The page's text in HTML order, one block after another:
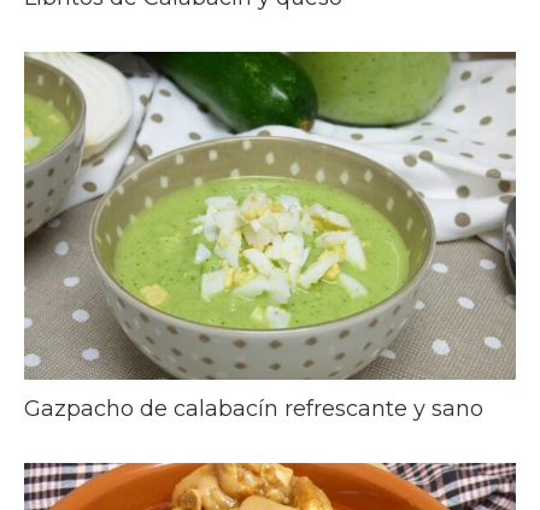
Gazpacho de calabacín refrescante y sano